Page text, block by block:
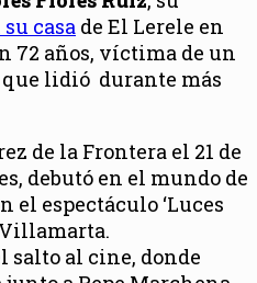
casa de El Lerele en
72 años, víctima de un
que lidió durante más
de la Frontera el 21 de
debutó en el mundo de
el espectáculo ‘Luces
Villamarta.
salto al cine, donde